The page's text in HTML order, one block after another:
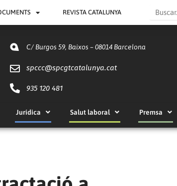
REVISTA CATALUNYA Search
C/ Burgos 59, Baixos – 08014 Barcelona
spccc@spcgtcatalunya.cat
935 120 481
Jurídica Salut laboral Premsa